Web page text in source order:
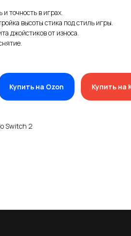
точность в играх.
высоты стика под стиль игры.
джойстиков от износа.
Купить на Ozon Купить на
Switch 2
Заказать звонок